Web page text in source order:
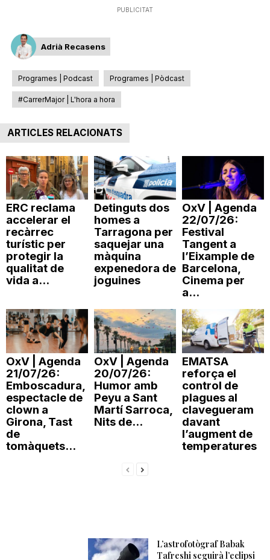
a
PUBLICITAT
Adrià Recasens
Programes | Podcast Programes | Pòdcast
#CarrerMajor | L'hora a hora
ARTICLES RELACIONATS
ERC reclama
accelerar el
recàrrec
turístic per
protegir la
qualitat de
vida a...
Detinguts dos
homes a
Tarragona per
saquejar una
màquina
expenedora de
joguines
OxV | Agenda
22/07/26:
Festival
Tangent a
l’Eixample de
Barcelona,
Cinema per
a...
OxV | Agenda
21/07/26:
Emboscadura,
espectacle de
clown a
Girona, Tast
de
tomàquets...
OxV | Agenda
20/07/26:
Humor amb
Peyu a Sant
Martí Sarroca,
Nits de...
EMATSA
reforça el
control de
plagues al
clavegueram
davant
l’augment de
temperatures